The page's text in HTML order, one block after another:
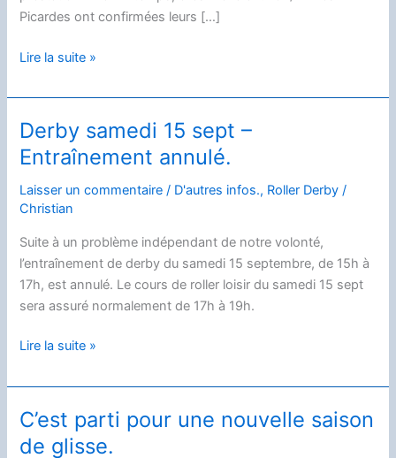
Picardes ont confirmées leurs […]
Rencontre
Derby
Picardie
vs
Nord-
Pas
de
Lire la suite »
Derby samedi 15 sept –
Entraînement annulé.
Laisser un commentaire / D'autres infos., Roller Derby /
Christian
Suite à un problème indépendant de notre volonté,
l’entraînement de derby du samedi 15 septembre, de 15h à
17h, est annulé. Le cours de roller loisir du samedi 15 sept
sera assuré normalement de 17h à 19h.
Derby
15
sept
–
Entraînement
Lire la suite »
C’est parti pour une nouvelle saison
de glisse.